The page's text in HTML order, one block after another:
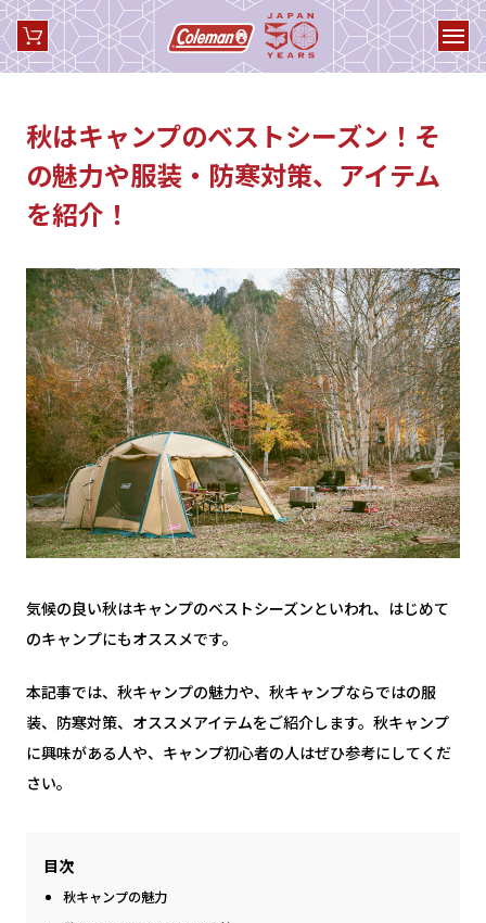
秋はキャンプのベストシーズン！そ
の魅力や服装・防寒対策、アイテム
を紹介！
気候の良い秋はキャンプのベストシーズンといわれ、はじめて
のキャンプにもオススメです。
本記事では、秋キャンプの魅力や、秋キャンプならではの服
装、防寒対策、オススメアイテムをご紹介します。秋キャンプ
に興味がある人や、キャンプ初心者の人はぜひ参考にしてくだ
さい。
目次
秋キャンプの魅力